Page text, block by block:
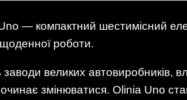
— компактний шестимісний
щоденної роботи.
великих автовиробників,
змінюватися. Olinia Uno